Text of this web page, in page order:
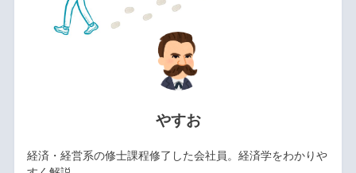
やすお
経済・経営系の修士課程修了した会社員。経済学をわかりや